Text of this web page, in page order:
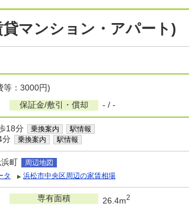
マンション・アパート)
：3000円)
保証金/敷引・償却 - / -
18分 乗換案内 駅情報
分 乗換案内 駅情報
町
周辺地図
タ
浜松市中央区周辺の家賃相場
専有面積 26.4m2